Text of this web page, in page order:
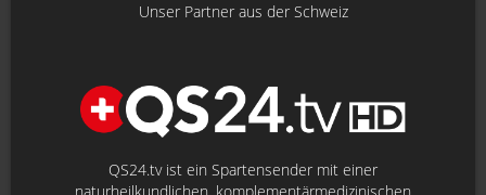
Unser Partner aus der Schweiz
QS24.tv ist ein Spartensender mit einer
naturheilkundlichen, komplementärmedizinischen